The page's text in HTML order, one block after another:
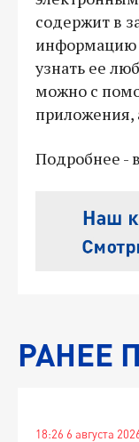
содержит в
информацию
узнать ее
можно с
приложения,
Подробнее -
РАНЕЕ
18:26 6 августа